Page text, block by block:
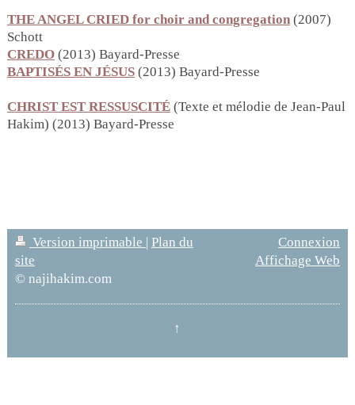
THE ANGEL CRIED for choir and congregation(2007)
Schott
CREDO(2013) Bayard-Presse
BAPTISÉS EN JÉSUS(2013) Bayard-Presse
CHRIST EST RESSUSCITÉ(Texte et mélodie de Jean-Paul
Hakim) (2013) Bayard-Presse
Version imprimable
Plan du
site
© najihakim.com
Connexion
Affichage Web
↑